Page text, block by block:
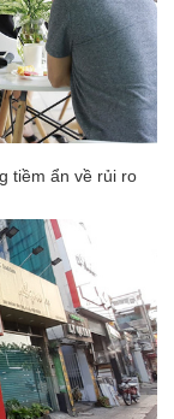
tiềm ẩn về rủi ro